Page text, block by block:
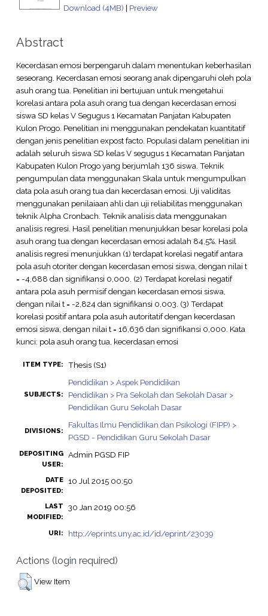
Download (4MB) | Preview
Abstract
Kecerdasan emosi berpengaruh dalam menentukan keberhasilan
seseorang. Kecerdasan emosi seorang anak dipengaruhi oleh pola
asuh orang tua. Penelitian ini bertujuan untuk mengetahui
korelasi antara pola asuh orang tua dengan kecerdasan emosi
siswa SD kelas V Segugus 1 Kecamatan Panjatan Kabupaten
Kulon Progo. Penelitian ini menggunakan pendekatan kuantitatif
dengan jenis penelitian expost facto. Populasi dalam penelitian ini
adalah seluruh siswa SD kelas V segugus 1 Kecamatan Panjatan
Kabupaten Kulon Progo yang berjumlah 136 siswa. Teknik
pengumpulan data menggunakan Skala untuk mengumpulkan
data pola asuh orang tua dan kecerdasan emosi. Uji validitas
menggunakan penilaiaan ahli dan uji reliabilitas menggunakan
teknik Alpha Cronbach. Teknik analisis data menggunakan
analisis regresi. Hasil penelitian menunjukkan besar korelasi pola
asuh orang tua dengan kecerdasan emosi adalah 84,5%. Hasil
analisis regresi menunjukkan (1) terdapat korelasi negatif antara
pola asuh otoriter dengan kecerdasan emosi siswa, dengan nilai t
= -4,688 dan signifikansi 0,000. (2) Terdapat korelasi negatif
antara pola asuh permisif dengan kecerdasan emosi siswa,
dengan nilai t = -2,824 dan signifikansi 0,003. (3) Terdapat
korelasi positif antara pola asuh autoritatif dengan kecerdasan
emosi siswa, dengan nilai t = 16,636 dan signifikansi 0,000. Kata
kunci: pola asuh orang tua, kecerdasan emosi
ITEM TYPE: Thesis (S1)
SUBJECTS:
Pendidikan > Aspek Pendidikan
Pendidikan > Pra Sekolah dan Sekolah Dasar >
Pendidikan Guru Sekolah Dasar
DIVISIONS:
Fakultas Ilmu Pendidikan dan Psikologi (FIPP) >
PGSD - Pendidikan Guru Sekolah Dasar
DEPOSITING
USER:
Admin PGSD FIP
DATE
DEPOSITED:
10 Jul 2015 00:50
LAST
MODIFIED:
30 Jan 2019 00:56
URI: http://eprints.uny.ac.id/id/eprint/23039
Actions (login required)
View Item